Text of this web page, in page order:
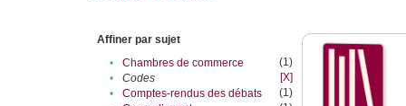
Affiner par sujet
•
Chambres de commerce
(1)
•
Codes
[X]
•
Comptes-rendus des débats
(1)